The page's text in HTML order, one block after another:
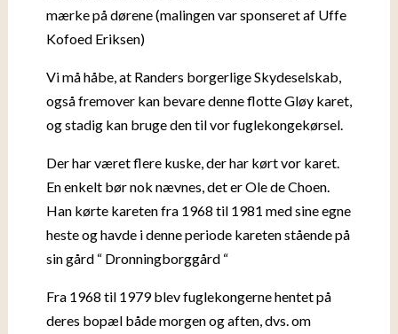
mærke på dørene (malingen var sponseret af Uffe
Kofoed Eriksen)
Vi må håbe, at Randers borgerlige Skydeselskab,
også fremover kan bevare denne flotte Gløy karet,
og stadig kan bruge den til vor fuglekongekørsel.
Der har været flere kuske, der har kørt vor karet.
En enkelt bør nok nævnes, det er Ole de Choen.
Han kørte kareten fra 1968 til 1981 med sine egne
heste og havde i denne periode kareten stående på
sin gård “ Dronningborggård “
Fra 1968 til 1979 blev fuglekongerne hentet på
deres bopæl både morgen og aften, dvs. om